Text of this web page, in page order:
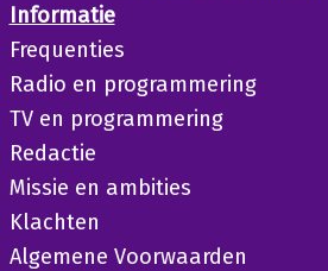
Informatie
Frequenties
Radio en programmering
TV en programmering
Redactie
Missie en ambities
Klachten
Algemene Voorwaarden